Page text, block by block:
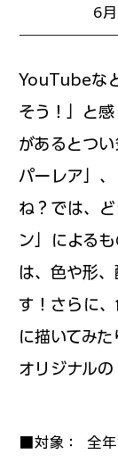
6
YouTubeな
そう！」と
があるとつ
パーレア」
ね？では、
ン」による
は、色や形
す！さらに
に描いてみた
オリジナル
■対象： 全